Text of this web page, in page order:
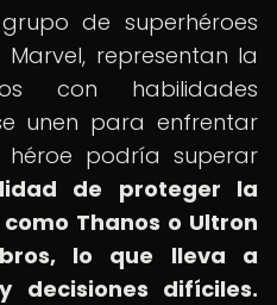
de superhéroes
Marvel, representan la
con habilidades
unen para enfrentar
podría superar
de proteger la
Thanos o Ultron
lo que lleva a
decisiones difíciles.